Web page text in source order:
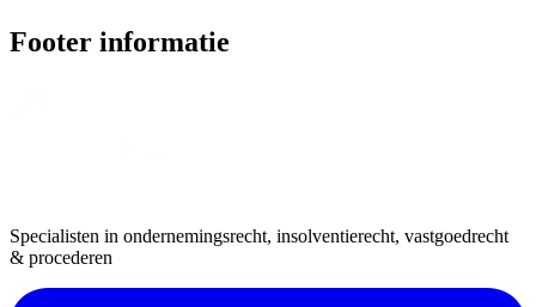
Footer informatie
Specialisten in ondernemingsrecht, insolventierecht, vastgoedrecht
& procederen